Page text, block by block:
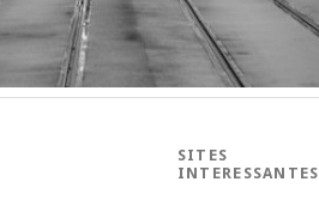
SITES
INTERESSANTES